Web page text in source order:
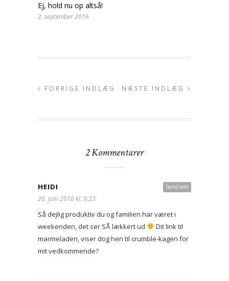
Ej, hold nu op altså!
2. september 2016
FORRIGE INDLÆG NÆSTE INDLÆG
2 Kommentarer
Send svar
HEIDI
20. juni 2016 kl. 9:23
Så dejlig produktiv du og familien har været i
weekenden, det ser SÅ lækkert ud
Dit link til
marmeladen, viser dog hen til crumble-kagen for
mit vedkommende?